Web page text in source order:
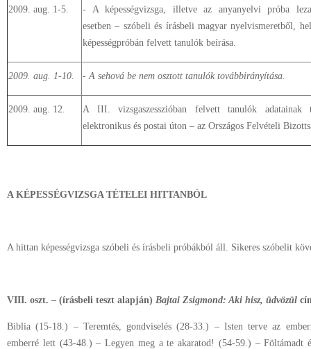
2009. aug. 1-5.
- A képességvizsga, illetve az anyanyelvi próba
esetben – szóbeli és írásbeli magyar nyelvismeretből,
képességpróbán felvett tanulók beírása.
2009. aug. 1-10. - A sehová be nem osztott tanulók továbbirányítása.
2009. aug. 12.
A III. vizsgaszesszióban felvett tanulók adatainak
elektronikus és postai úton – az Országos Felvételi
A KÉPESSÉGVIZSGA TÉTELEI HITTANBÓL
A hittan képességvizsga szóbeli és írásbeli próbákból áll. Sikeres szóbelit
VIII. oszt. – (írásbeli teszt alapján) Bajtai Zsigmond: Aki hisz, üdvözül
Biblia (15-18.) – Teremtés, gondviselés (28-33.) – Isten terve az
emberré lett (43-48.) – Legyen meg a te akaratod! (54-59.) – Föltámadt